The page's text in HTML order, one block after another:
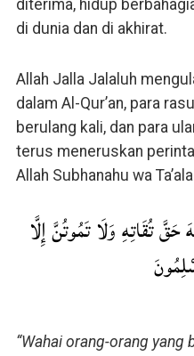
diterima, hidup
di dunia dan di akhirat.
Allah Jalla Jalaluh
dalam Al-Qur’an, para
berulang kali, dan para
terus meneruskan
Allah Subhanahu wa
حَقَّ تُقَاتِهِ وَلَا تَمُوتُنَّ إِلَّا
“Wahai orang-orang yang